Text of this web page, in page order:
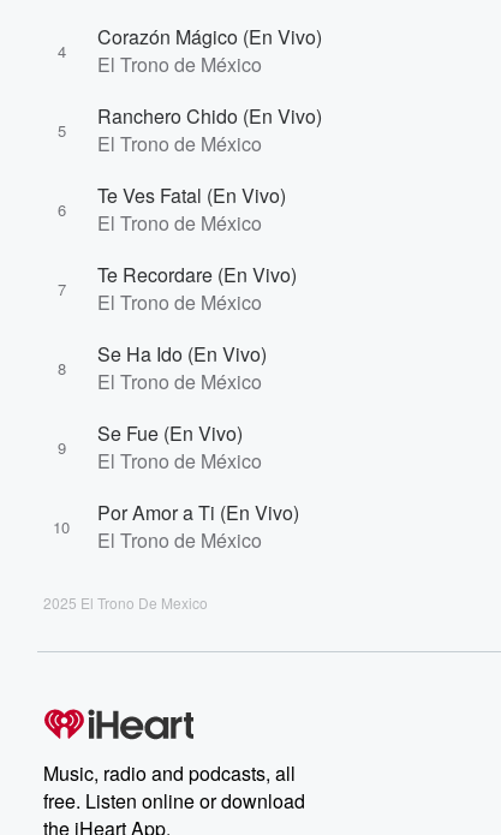
4
Corazón Mágico (En Vivo)
El Trono de México
5
Ranchero Chido (En Vivo)
El Trono de México
6
Te Ves Fatal (En Vivo)
El Trono de México
7
Te Recordare (En Vivo)
El Trono de México
8
Se Ha Ido (En Vivo)
El Trono de México
9
Se Fue (En Vivo)
El Trono de México
10
Por Amor a Ti (En Vivo)
El Trono de México
2025 El Trono De Mexico
Music, radio and podcasts, all
free. Listen online or download
the iHeart App.